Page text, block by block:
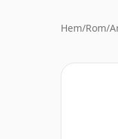
Hem/Rom/